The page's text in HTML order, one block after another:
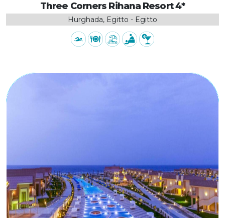
Three Corners Rihana Resort 4*
Hurghada, Egitto - Egitto